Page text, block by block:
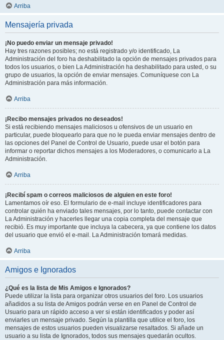
Arriba
Mensajería privada
¡No puedo enviar un mensaje privado!
Hay tres razones posibles; no está registrado y/o identificado, La
Administración del foro ha deshabilitado la opción de mensajes privados para
todos los usuarios, o bien La Administración ha deshabilitado para usted, o su
grupo de usuarios, la opción de enviar mensajes. Comuníquese con La
Administración para más información.
Arriba
¡Recibo mensajes privados no deseados!
Si está recibiendo mensajes maliciosos u ofensivos de un usuario en
particular, puede bloquearlo para que no le pueda enviar mensajes dentro de
las opciones del Panel de Control de Usuario, puede usar el botón para
informar o reportar dichos mensajes a los Moderadores, o comunicarlo a La
Administración.
Arriba
¡Recibí spam o correos maliciosos de alguien en este foro!
Lamentamos oír eso. El formulario de e-mail incluye identificadores para
controlar quién ha enviado tales mensajes, por lo tanto, puede contactar con
La Administración y hacerles llegar una copia completa del mensaje que
recibió. Es muy importante que incluya la cabecera, ya que contiene los datos
del usuario que envió el e-mail. La Administración tomará medidas.
Arriba
Amigos e Ignorados
¿Qué es la lista de Mis Amigos e Ignorados?
Puede utilizar la lista para organizar otros usuarios del foro. Los usuarios
añadidos a su lista de Amigos podrán verse en en Panel de Control de
Usuario para un rápido acceso a ver si están identificados y poder así
enviarles un mensaje privado. Según la plantilla que utilice el foro, los
mensajes de estos usuarios pueden visualizarse resaltados. Si añade un
usuario a su lista de Ignorados, todos sus mensajes quedarán ocultos.